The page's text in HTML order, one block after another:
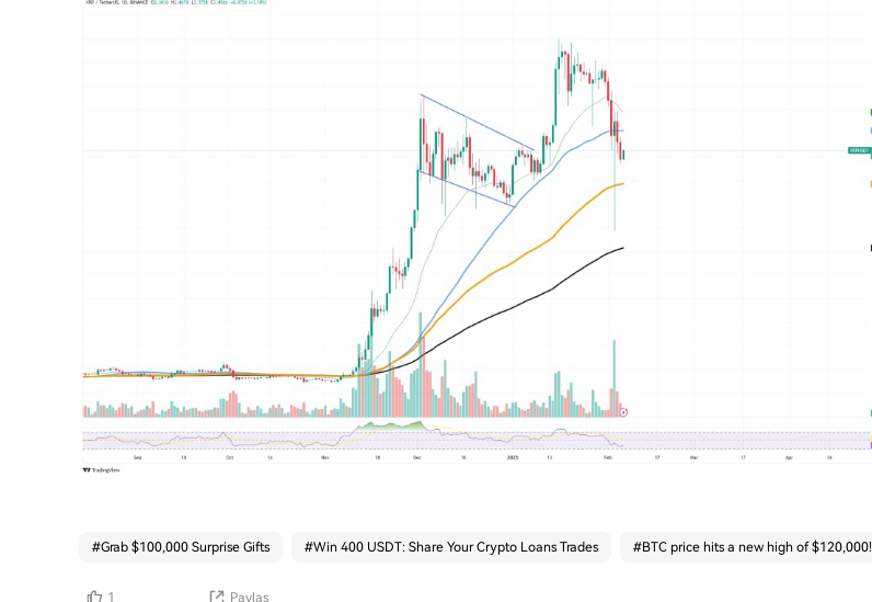
#Grab $100,000 Surprise Gifts #Win 400 USDT: Share Your Crypto Loans Trades #BTC price hits a new high of $120,000!
1 Paylaş